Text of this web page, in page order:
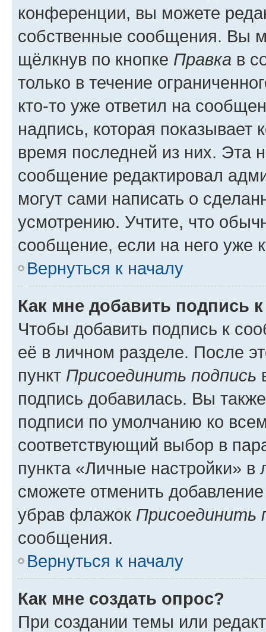
конференции, вы можете
собственные сообщения. Вы
щёлкнув по кнопке Правка в
только в течение
кто-то уже ответил на
надпись, которая показывает
время последней из них. Эта
сообщение редактировал
могут сами написать о
усмотрению. Учтите, что
сообщение, если на него уже
Вернуться к началу
Как мне добавить подпись
Чтобы добавить подпись к
её в личном разделе. После
пункт Присоединить подпись
подпись добавилась. Вы
подписи по умолчанию ко
соответствующий выбор в
пункта «Личные настройки»
сможете отменить
убрав флажок Присоединить
сообщения.
Вернуться к началу
Как мне создать опрос?
При создании темы или